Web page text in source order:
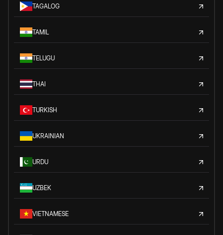
TAGALOG
TAMIL
TELUGU
THAI
TURKISH
UKRAINIAN
URDU
UZBEK
VIETNAMESE